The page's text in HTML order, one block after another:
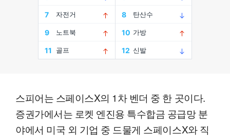
스피어는 스페이스X의 1차 벤더 중 한 곳이다.
증권가에서는 로켓 엔진용 특수합금 공급망 분
야에서 미국 외 기업 중 드물게 스페이스X와 직